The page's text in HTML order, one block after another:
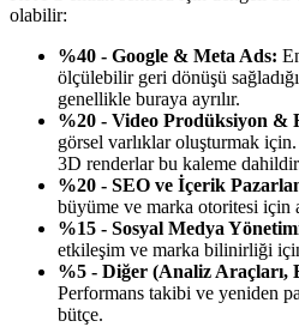
olabilir:
%40 - Google & Meta Ads:
ölçülebilir geri dönüşü
genellikle buraya ayrılır.
%20 - Video Prodüksiyon &
görsel varlıklar oluşturmak
3D renderlar bu kaleme
%20 - SEO ve İçerik
büyüme ve marka otoritesi için
%15 - Sosyal Medya
etkileşim ve marka bilinirliği
%5 - Diğer (Analiz Araçları,
Performans takibi ve yeniden
bütçe.